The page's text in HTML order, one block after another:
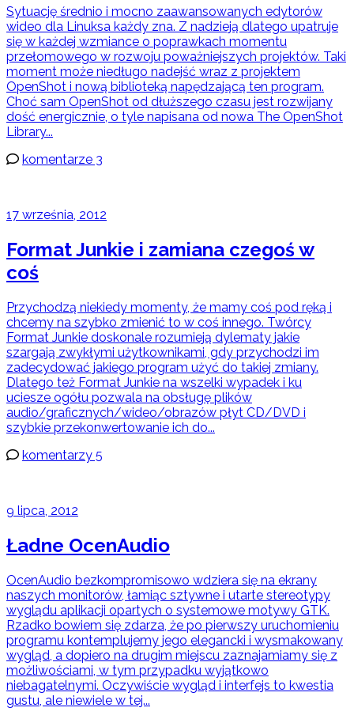
Sytuację średnio i mocno zaawansowanych edytorów
wideo dla Linuksa każdy zna. Z nadzieją dlatego upatruje
się w każdej wzmiance o poprawkach momentu
przełomowego w rozwoju poważniejszych projektów. Taki
moment może niedługo nadejść wraz z projektem
OpenShot i nową biblioteką napędzającą ten program.
Choć sam OpenShot od dłuższego czasu jest rozwijany
dość energicznie, o tyle napisana od nowa The OpenShot
Library...
komentarze 3
17 września, 2012
Format Junkie i zamiana czegoś w
coś
Przychodzą niekiedy momenty, że mamy coś pod ręką i
chcemy na szybko zmienić to w coś innego. Twórcy
Format Junkie doskonale rozumieją dylematy jakie
szargają zwykłymi użytkownikami, gdy przychodzi im
zadecydować jakiego program użyć do takiej zmiany.
Dlatego też Format Junkie na wszelki wypadek i ku
uciesze ogółu pozwala na obsługę plików
audio/graficznych/wideo/obrazów płyt CD/DVD i
szybkie przekonwertowanie ich do...
komentarzy 5
9 lipca, 2012
Ładne OcenAudio
OcenAudio bezkompromisowo wdziera się na ekrany
naszych monitorów, łamiąc sztywne i utarte stereotypy
wyglądu aplikacji opartych o systemowe motywy GTK.
Rzadko bowiem się zdarza, że po pierwszy uruchomieniu
programu kontemplujemy jego elegancki i wysmakowany
wygląd, a dopiero na drugim miejscu zaznajamiamy się z
możliwościami, w tym przypadku wyjątkowo
niebagatelnymi. Oczywiście wygląd i interfejs to kwestia
gustu, ale niewiele w tej...